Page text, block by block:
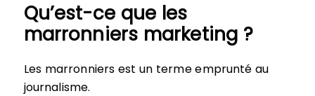
Qu’est-ce que les
marronniers marketing ?
Les marronniers est un terme emprunté au
journalisme.